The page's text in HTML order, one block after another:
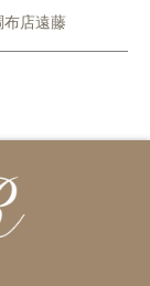
店遠藤